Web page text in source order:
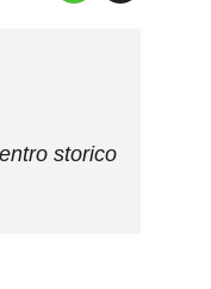
storico